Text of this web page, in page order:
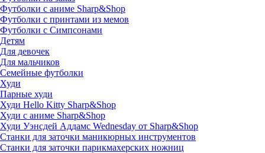
Футболки с аниме Sharp&Shop
Футболки с принтами из мемов
Футболки с Симпсонами
Детям
Для девочек
Для мальчиков
Семейные футболки
Худи
Парные худи
Худи Hello Kitty Sharp&Shop
Худи с аниме Sharp&Shop
Худи Уэнсдей Аддамс Wednesday от Sharp&Shop
Станки для заточки маникюрных инструментов
Станки для заточки парикмахерских ножниц